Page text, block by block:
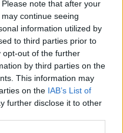
note that after your
continue seeing
information utilized by
to third parties prior to
opt-out of the further
by third parties on the
This information may
on the IAB’s List of
further disclose it to other
modo aggressivo sul nostro
oltre 20 miliardi di
complessivo del ritorno
i.”
per il primo trimestre del